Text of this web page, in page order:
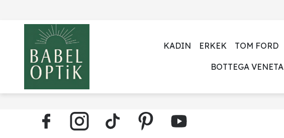
KADIN ERKEK TOM FORD
BOTTEGA VENETA